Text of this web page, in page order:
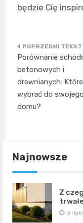
będzie Cię
Nawigacja
wpisu
Porównanie
betonowych i
drewnianych: Które
wybrać do swojego
domu?
Najnowsze
Z
3